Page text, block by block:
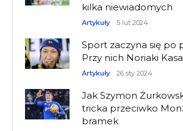
kilka niewiadomych
Artykuły 5 lut 2024
Sport zaczyna się po
Przy nich Noriaki
Artykuły 26 sty 2024
Jak Szymon
tricka przeciwko
bramek